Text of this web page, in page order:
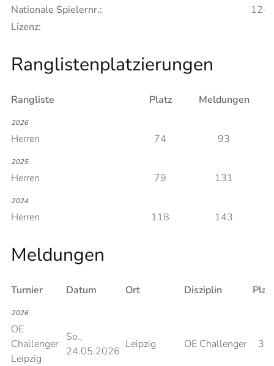
Nationale Spielernr.:
12-
Lizenz:
Ranglistenplatzierungen
Rangliste Platz Meldungen
2026
Herren 74 93
2025
Herren 79 131
2024
Herren 118 143
Meldungen
Turnier Datum Ort Disziplin
2026
OE
Challenger
Leipzig
So.,
24.05.2026
Leipzig OE Challenger 32